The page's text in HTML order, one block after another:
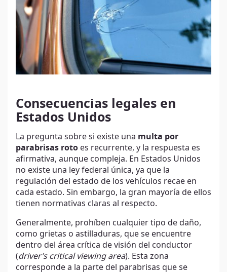
Consecuencias legales en
Estados Unidos
La pregunta sobre si existe una multa por
parabrisas roto es recurrente, y la respuesta es
afirmativa, aunque compleja. En Estados Unidos
no existe una ley federal única, ya que la
regulación del estado de los vehículos recae en
cada estado. Sin embargo, la gran mayoría de ellos
tienen normativas claras al respecto.
Generalmente, prohíben cualquier tipo de daño,
como grietas o astilladuras, que se encuentre
dentro del área crítica de visión del conductor
(driver’s critical viewing area). Esta zona
corresponde a la parte del parabrisas que se